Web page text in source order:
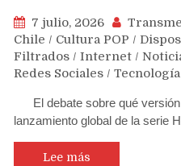
7 julio, 2026
Chile / Cultura POP /
Filtrados / Internet /
Redes Sociales / Tecnología
El debate sobre qué versión
lanzamiento global de la serie
Lee más